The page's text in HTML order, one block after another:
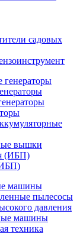
садовых
генераторы
вышки
машины
пылесосы
давления
машины
техника